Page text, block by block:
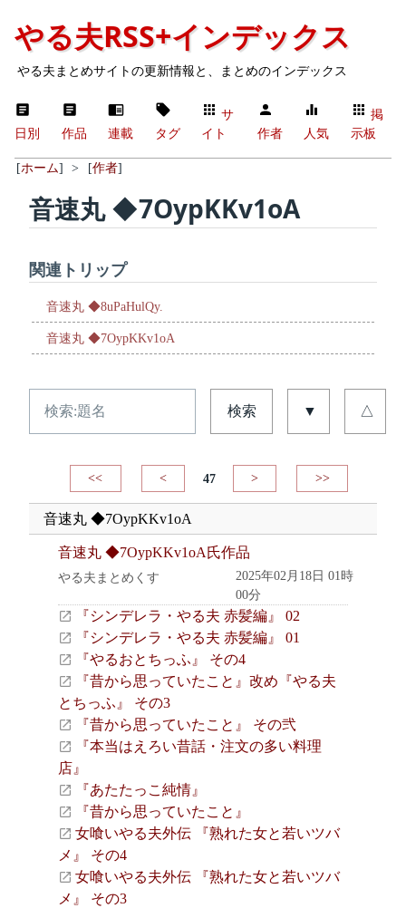
やる夫RSS+インデックス
やる夫まとめサイトの更新情報と、まとめのインデックス
日別 作品 連載 タグ
サ
イト
作者 人気
掲
示板
[ホーム] > [作者]
音速丸 ◆7OypKKv1oA
関連トリップ
音速丸 ◆8uPaHulQy.
音速丸 ◆7OypKKv1oA
検索 ▼ △
<< < 47 > >>
音速丸 ◆7OypKKv1oA
音速丸 ◆7OypKKv1oA氏作品
やる夫まとめくす
2025年02月18日 01時
00分
『シンデレラ・やる夫 赤髪編』 02
『シンデレラ・やる夫 赤髪編』 01
『やるおとちっふ』 その4
『昔から思っていたこと』改め『やる夫
とちっふ』 その3
『昔から思っていたこと』 その弐
『本当はえろい昔話・注文の多い料理
店』
『あたたっこ純情』
『昔から思っていたこと』
女喰いやる夫外伝 『熟れた女と若いツバ
メ』 その4
女喰いやる夫外伝 『熟れた女と若いツバ
メ』 その3